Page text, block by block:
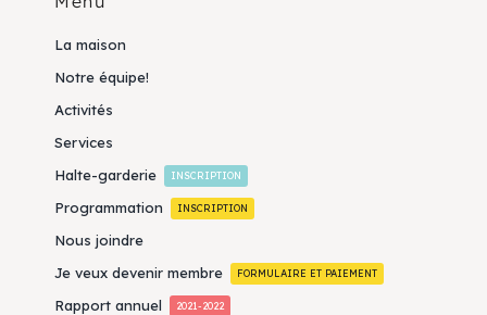
La maison
Notre équipe!
Activités
Services
Halte-garderie
INSCRIPTION
Programmation INSCRIPTION
Nous joindre
Je veux devenir membre
FORMULAIRE ET PAIEMENT
Rapport annuel 2021-2022